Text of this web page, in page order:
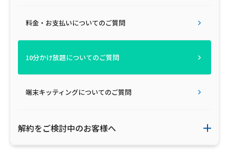
情報セキュリティ基本方針
プライバシーポリシー
広告掲載のご案内
料金・お支払いについてのご質問
10分かけ放題についてのご質問
端末キッティングについてのご質問
解約をご検討中のお客様へ